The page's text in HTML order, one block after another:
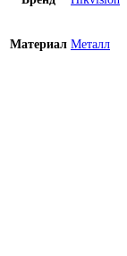
Материал Металл